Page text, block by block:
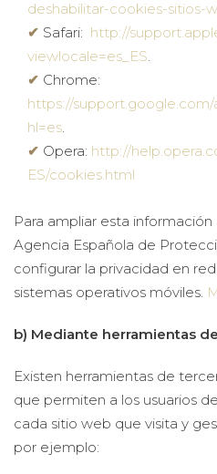
deshabilitar-cookies-sitios-
Safari: http://
viewlocale=es_ES.
Chrome:
https://support.google.com/
hl=es.
Opera: http://
ES/cookies.html
Para ampliar esta
Agencia Española de
configurar la privacidad en
sistemas operativos móviles.
b) Mediante herramientas
Existen herramientas de
que permiten a los usuarios
cada sitio web que visita y
por ejemplo: